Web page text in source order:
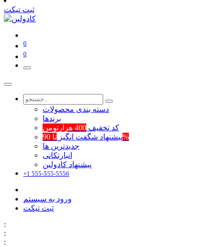
ثبت تیکت
0
0
دسته بندی محصولات
برند‌ها
کد تخفیف 400 هزارتومن
پیشنهاد شگفت انگیزتا 90%
جدیدترین ها
انبارتکانی
پیشنهاد کادولین
+1 555-555-5556
ورود به سیستم
ثبت تیکت
:
:
: